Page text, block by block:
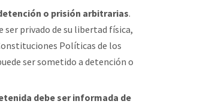
o prisión arbitrarias.
ser privado de su libertad física,
Políticas de los
ser sometido a detención o
debe ser informada de